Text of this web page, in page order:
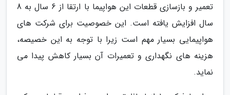
تعمیر و بازسازی قطعات این هواپیما با ارتقا از 6 سال به 8
سال افزایش یافته است. این خصوصیت برای شرکت های
هواپیمایی بسیار مهم است زیرا با توجه به این خصیصه،
هزینه های نگهداری و تعمیرات آن بسیار کاهش پیدا می
نماید.